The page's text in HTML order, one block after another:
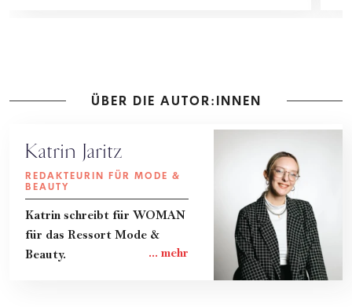
ÜBER DIE AUTOR:INNEN
Katrin Jaritz
REDAKTEURIN FÜR MODE &
BEAUTY
Katrin schreibt für WOMAN
für das Ressort Mode &
Beauty.